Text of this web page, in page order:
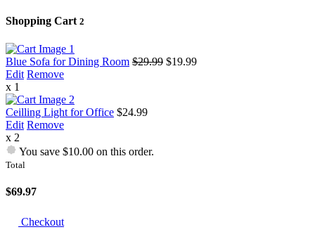
Shopping Cart 2
Blue Sofa for Dining Room $29.99 $19.99
Edit Remove
x 1
Ceilling Light for Office $24.99
Edit Remove
x 2
You save $10.00 on this order.
Total
$69.97
Checkout